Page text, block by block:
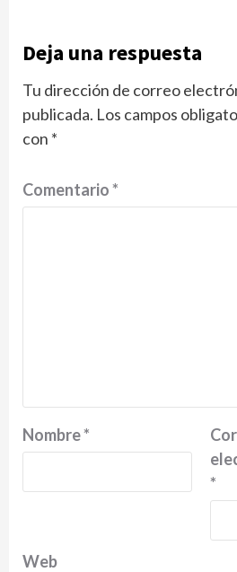
Deja una respuesta
Tu dirección de correo
publicada. Los campos
con *
Comentario*
Nombre*
*
Web